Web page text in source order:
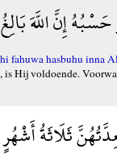
إِنَّ اللَّهَ
fahuwa hasbuhu
Hij voldoende.
ثَلَاثَةُ